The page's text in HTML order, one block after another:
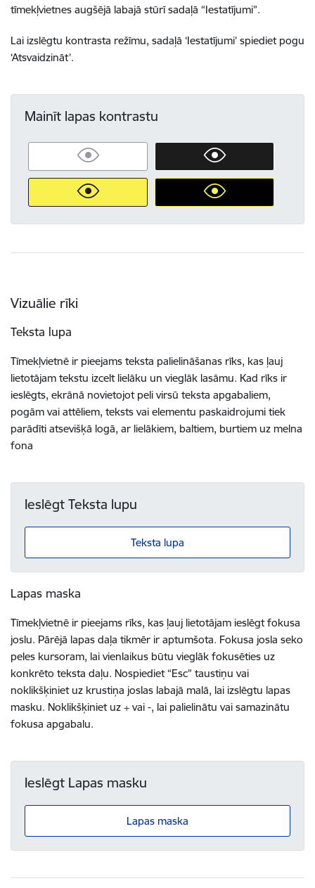
tīmekļvietnes augšējā labajā stūrī sadaļā “Iestatījumi”.
Lai izslēgtu kontrasta režīmu, sadaļā ‘Iestatījumi’ spiediet pogu
‘Atsvaidzināt’.
Mainīt lapas kontrastu
Vizuālie rīki
Teksta lupa
Tīmekļvietnē ir pieejams teksta palielināšanas rīks, kas ļauj
lietotājam tekstu izcelt lielāku un vieglāk lasāmu. Kad rīks ir
ieslēgts, ekrānā novietojot peli virsū teksta apgabaliem,
pogām vai attēliem, teksts vai elementu paskaidrojumi tiek
parādīti atsevišķā logā, ar lielākiem, baltiem, burtiem uz melna
fona
Ieslēgt Teksta lupu
Teksta lupa
Lapas maska
Tīmekļvietnē ir pieejams rīks, kas ļauj lietotājam ieslēgt fokusa
joslu. Pārējā lapas daļa tikmēr ir aptumšota. Fokusa josla seko
peles kursoram, lai vienlaikus būtu vieglāk fokusēties uz
konkrēto teksta daļu. Nospiediet “Esc” taustiņu vai
noklikšķiniet uz krustiņa joslas labajā malā, lai izslēgtu lapas
masku. Noklikšķiniet uz + vai -, lai palielinātu vai samazinātu
fokusa apgabalu.
Ieslēgt Lapas masku
Lapas maska